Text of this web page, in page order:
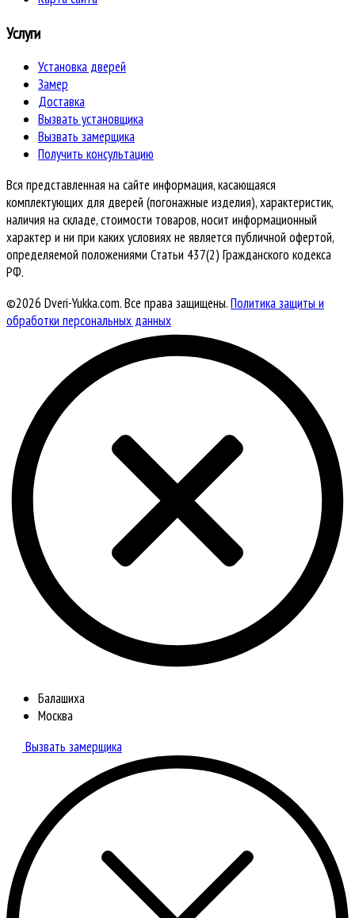
Услуги
Установка дверей
Замер
Доставка
Вызвать установщика
Вызвать замерщика
Получить консультацию
Вся представленная на сайте информация, касающаяся
комплектующих для дверей (погонажные изделия), характеристик,
наличия на складе, стоимости товаров, носит информационный
характер и ни при каких условиях не является публичной офертой,
определяемой положениями Статьи 437(2) Гражданского кодекса
РФ.
©2026 Dveri-Yukka.com. Все права защищены.Политика защиты и
обработки персональных данных
Балашиха
Москва
Вызвать замерщика